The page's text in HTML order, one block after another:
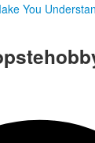
You